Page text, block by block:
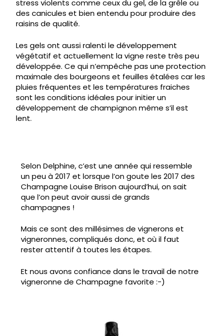
stress violents comme ceux du gel, de la grêle ou
des canicules et bien entendu pour produire des
raisins de qualité.
Les gels ont aussi ralenti le développement
végétatif et actuellement la vigne reste très peu
développée. Ce qui n’empêche pas une protection
maximale des bourgeons et feuilles étalées car les
pluies fréquentes et les températures fraiches
sont les conditions idéales pour initier un
développement de champignon même s’il est
lent.
Selon Delphine, c’est une année qui ressemble
un peu à 2017 et lorsque l’on goute les 2017 des
Champagne Louise Brison aujourd’hui, on sait
que l’on peut avoir aussi de grands
champagnes !
Mais ce sont des millésimes de vignerons et
vigneronnes, compliqués donc, et où il faut
rester attentif à toutes les étapes.
Et nous avons confiance dans le travail de notre
vigneronne de Champagne favorite :-)